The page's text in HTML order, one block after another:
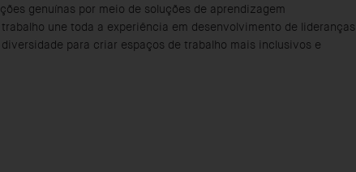
genuínas por meio de soluções de aprendizagem
une toda a experiência em desenvolvimento de lideranças
para criar espaços de trabalho mais inclusivos e